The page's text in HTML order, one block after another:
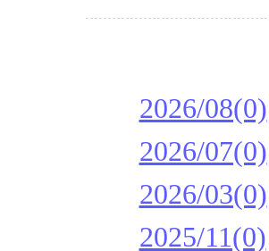
2026/08(0)
2026/07(0)
2026/03(0)
2025/11(0)